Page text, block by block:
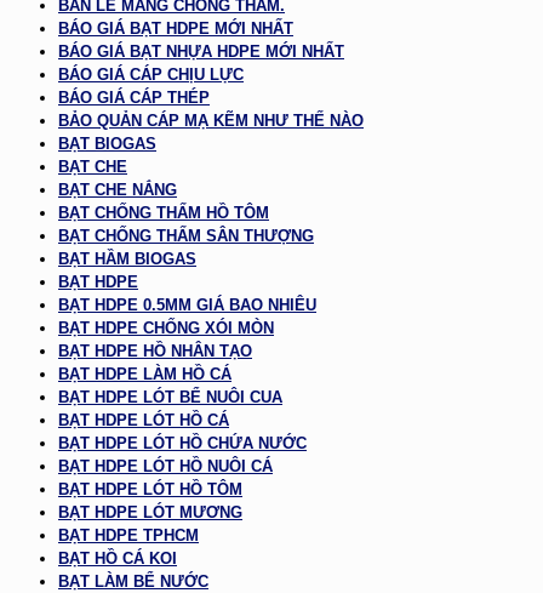
BÁN LẺ MÀNG CHỐNG THẤM.
BÁO GIÁ BẠT HDPE MỚI NHẤT
BÁO GIÁ BẠT NHỰA HDPE MỚI NHẤT
BÁO GIÁ CÁP CHỊU LỰC
BÁO GIÁ CÁP THÉP
BẢO QUẢN CÁP MẠ KẼM NHƯ THẾ NÀO
BẠT BIOGAS
BẠT CHE
BẠT CHE NẮNG
BẠT CHỐNG THẤM HỒ TÔM
BẠT CHỐNG THẤM SÂN THƯỢNG
BẠT HẦM BIOGAS
BẠT HDPE
BẠT HDPE 0.5MM GIÁ BAO NHIÊU
BẠT HDPE CHỐNG XÓI MÒN
BẠT HDPE HỒ NHÂN TẠO
BẠT HDPE LÀM HỒ CÁ
BẠT HDPE LÓT BỂ NUÔI CUA
BẠT HDPE LÓT HỒ CÁ
BẠT HDPE LÓT HỒ CHỨA NƯỚC
BẠT HDPE LÓT HỒ NUÔI CÁ
BẠT HDPE LÓT HỒ TÔM
BẠT HDPE LÓT MƯƠNG
BẠT HDPE TPHCM
BẠT HỒ CÁ KOI
BẠT LÀM BỂ NƯỚC